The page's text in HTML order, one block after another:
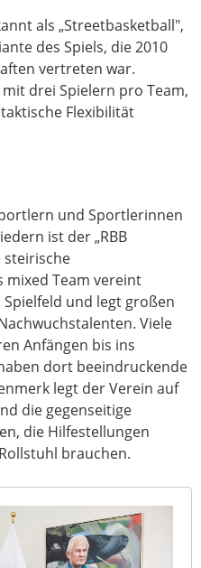
als „Streetbasketball",
des Spiels, die 2010
vertreten war.
drei Spielern pro Team,
Flexibilität
und Sportlerinnen
ist der „RBB
steirische
Team vereint
und legt großen
Viele
Anfängen bis ins
dort beeindruckende
legt der Verein auf
die gegenseitige
die Hilfestellungen
brauchen.